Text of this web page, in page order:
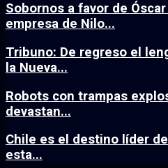
Sobornos a favor de
empresa de Nilo...
Tribuno: De regreso el
la Nueva...
Robots con trampas
devastan...
Chile es el destino líder
esta...